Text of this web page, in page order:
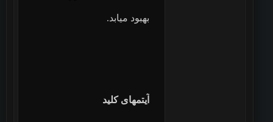
بهبود میابد.
آیتمهای کلید